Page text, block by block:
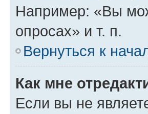
Например: «Вы
опросах» и т. п.
Вернуться к
Как мне
Если вы не